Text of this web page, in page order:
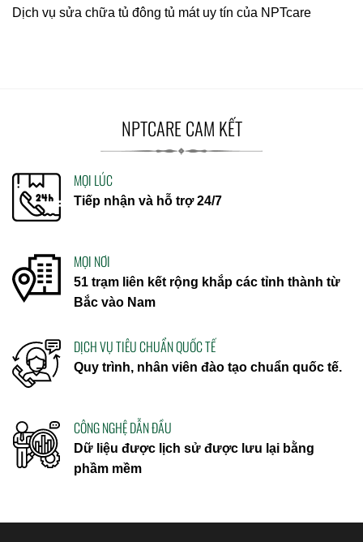
Dịch vụ sửa chữa tủ đông tủ mát uy tín của NPTcare
NPTCARE CAM KẾT
MỌI LÚC
Tiếp nhận và hỗ trợ 24/7
MỌI NƠI
51 trạm liên kết rộng khắp các tỉnh thành từ
Bắc vào Nam
DỊCH VỤ TIÊU CHUẨN QUỐC TẾ
Quy trình, nhân viên đào tạo chuẩn quốc tế.
CÔNG NGHỆ DẪN ĐẦU
Dữ liệu được lịch sử được lưu lại bằng
phầm mềm